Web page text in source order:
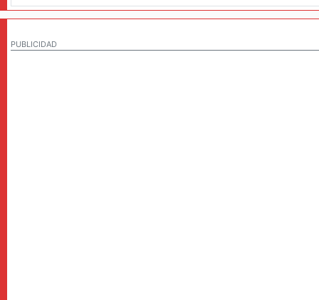
PUBLICIDAD